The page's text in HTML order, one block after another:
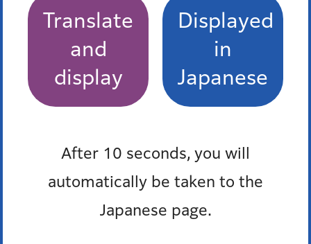
Translate
and
display
Displayed
in
Japanese
After 10 seconds, you will
automatically be taken to the
Japanese page.
芝地区総合支所区民課保健福祉係
電話：03-3578-3161
電話：03-5114-8822
赤坂地区総合支所区民課保健福祉係
高輪地区総合支所区民課保健福祉係
電話：03-6400-0022